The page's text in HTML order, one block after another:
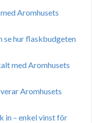
Aromhusets
hur flaskbudgeten
med Aromhusets
Aromhusets
in – enkel vinst för